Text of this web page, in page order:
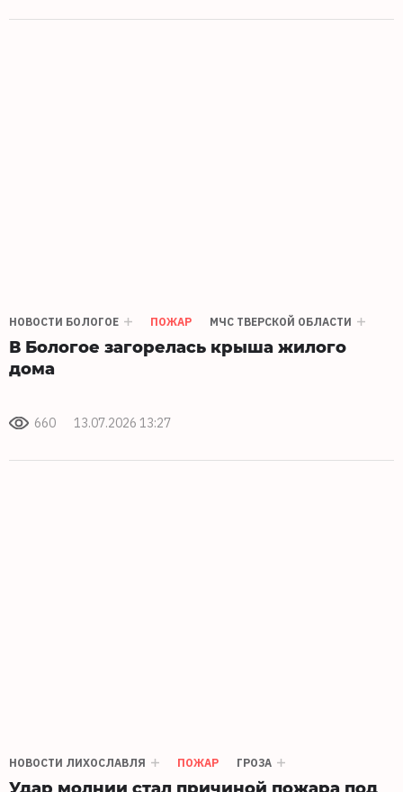
НОВОСТИ БОЛОГОЕ ПОЖАР МЧС ТВЕРСКОЙ ОБЛАСТИ
В Бологое загорелась крыша жилого
дома
660 13.07.2026 13:27
НОВОСТИ ЛИХОСЛАВЛЯ ПОЖАР ГРОЗА
Удар молнии стал причиной пожара под